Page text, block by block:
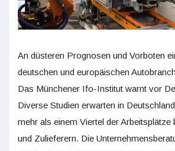
An düsteren Prognosen und Vorboten
deutschen und europäischen
Das Münchener Ifo-Institut warnt vor
Diverse Studien erwarten in
mehr als einem Viertel der Arbeitsplätze
und Zulieferern. Die